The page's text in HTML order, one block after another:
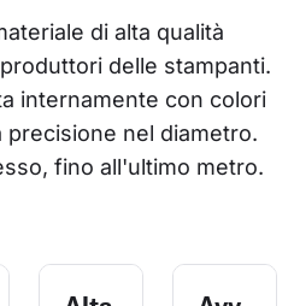
di alta qualità
delle stampanti.
internamente con colori
nel diametro.
fino all'ultimo metro.